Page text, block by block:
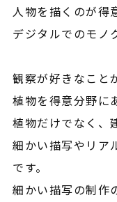
人物を描くのが得
デジタルでのモノ
観察が好きなこと
植物を得意分野に
植物だけでなく、
細かい描写やリア
です。
細かい描写の制作